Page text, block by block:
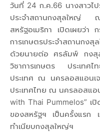
วันที่ 24 ก.ค.66 นางสาวไ
ประจำสถานกงสุลให
สหรัฐอเมริกา เปิดเผยว่า
การเกษตรประจำสถานก
ด้วยนายต่อ ศรลัมพ์ กง
วิชาการเกษตร ประเทศไ
ประเทศ ณ นครลอสแอนเ
ประเทศไทย ณ นครลอสแอ
with Thai Pummelos” เ
ของสหรัฐฯ เป็นครั้งแร
ทำเนียบกงสุลใหญ่ฯ